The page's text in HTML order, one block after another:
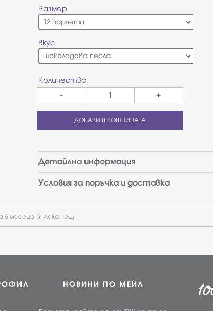
Размер
Вкус
Количество
- +
ДОБАВИ В КОШНИЦАТА
Детайлна информация
Условия за поръчка и доставка
6 месеца Лека нощ
НОВИНИ ПО МЕЙЛ